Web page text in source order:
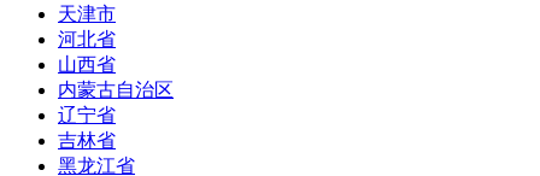
天津市
河北省
山西省
内蒙古自治区
辽宁省
吉林省
黑龙江省